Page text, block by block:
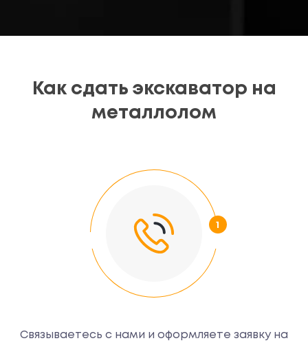
Как сдать экскаватор на
металлолом
Связываетесь с нами и оформляете заявку на